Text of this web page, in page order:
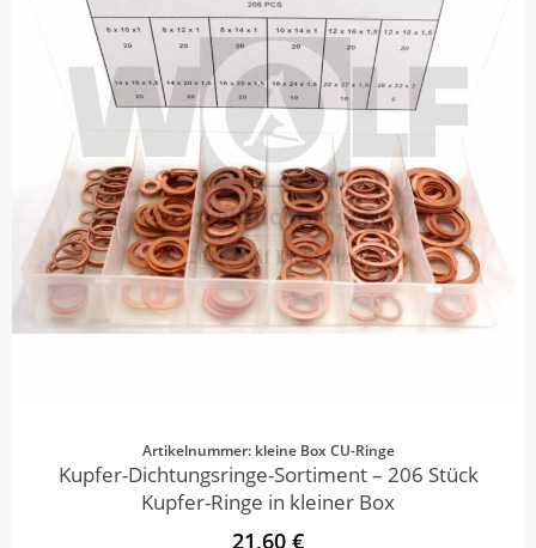
Artikelnummer: kleine Box CU-Ringe
Kupfer-Dichtungsringe-Sortiment – 206 Stück
Kupfer-Ringe in kleiner Box
21,60 €